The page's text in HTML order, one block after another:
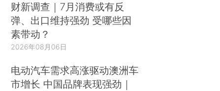
财新调查｜7月消费或有反
弹、出口维持强劲 受哪些因
素带动？
2026年08月06日
电动汽车需求高涨驱动澳洲车
市增长 中国品牌表现强劲｜